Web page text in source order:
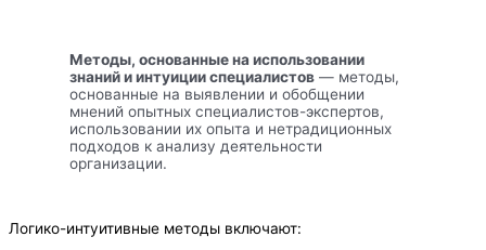
Методы, основанные на использовании
знаний и интуиции специалистов — методы,
основанные на выявлении и обобщении
мнений опытных специалистов-экспертов,
использовании их опыта и нетрадиционных
подходов к анализу деятельности
организации.
Логико-интуитивные методы включают: